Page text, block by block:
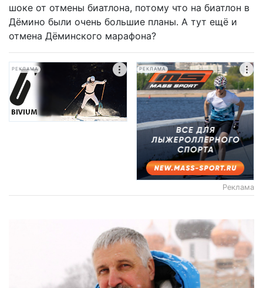
шоке от отмены биатлона, потому что на биатлон в
Дёмино были очень большие планы. А тут ещё и
отмена Дёминского марафона?
РЕКЛАМА РЕКЛАМА
Реклама